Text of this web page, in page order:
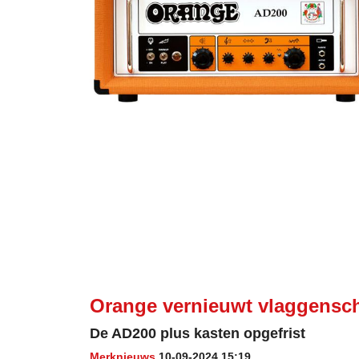
Orange vernieuwt
De AD200 plus kasten opgefrist
Merknieuws 10-09-2024 15:19